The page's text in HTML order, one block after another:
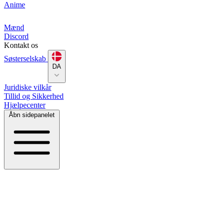
Anime
Mænd
Discord
Kontakt os
Søsterselskab
DA
Juridiske vilkår
Tillid og Sikkerhed
Hjælpecenter
Åbn sidepanelet